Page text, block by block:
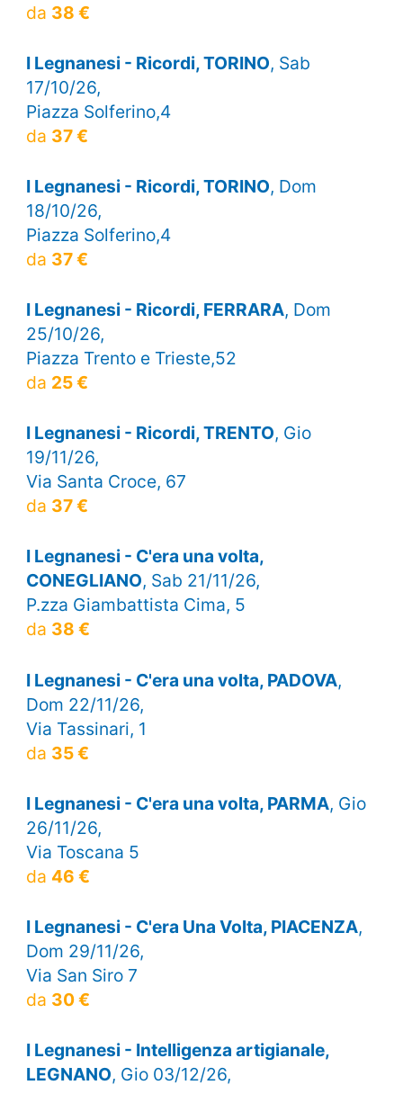
da 38 €
I Legnanesi - Ricordi, TORINO, Sab
17/10/26,
Piazza Solferino,4
da 37 €
I Legnanesi - Ricordi, TORINO, Dom
18/10/26,
Piazza Solferino,4
da 37 €
I Legnanesi - Ricordi, FERRARA, Dom
25/10/26,
Piazza Trento e Trieste,52
da 25 €
I Legnanesi - Ricordi, TRENTO, Gio
19/11/26,
Via Santa Croce, 67
da 37 €
I Legnanesi - C'era una volta,
CONEGLIANO, Sab 21/11/26,
P.zza Giambattista Cima, 5
da 38 €
I Legnanesi - C'era una volta, PADOVA,
Dom 22/11/26,
Via Tassinari, 1
da 35 €
I Legnanesi - C'era una volta, PARMA, Gio
26/11/26,
Via Toscana 5
da 46 €
I Legnanesi - C'era Una Volta, PIACENZA,
Dom 29/11/26,
Via San Siro 7
da 30 €
I Legnanesi - Intelligenza artigianale,
LEGNANO, Gio 03/12/26,